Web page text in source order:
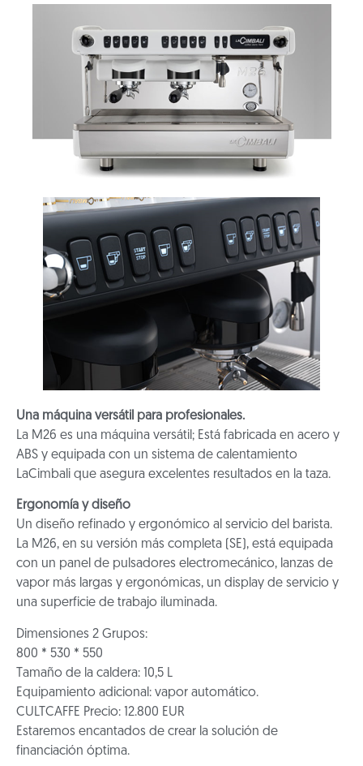
Una máquina versátil para profesionales.
La M26 es una máquina versátil; Está fabricada en acero y
ABS y equipada con un sistema de calentamiento
LaCimbali que asegura excelentes resultados en la taza.
Ergonomía y diseño
Un diseño refinado y ergonómico al servicio del barista.
La M26, en su versión más completa (SE), está equipada
con un panel de pulsadores electromecánico, lanzas de
vapor más largas y ergonómicas, un display de servicio y
una superficie de trabajo iluminada.
Dimensiones 2 Grupos:
800 * 530 * 550
Tamaño de la caldera: 10,5 L
Equipamiento adicional: vapor automático.
CULTCAFFE Precio: 12.800 EUR
Estaremos encantados de crear la solución de
financiación óptima.